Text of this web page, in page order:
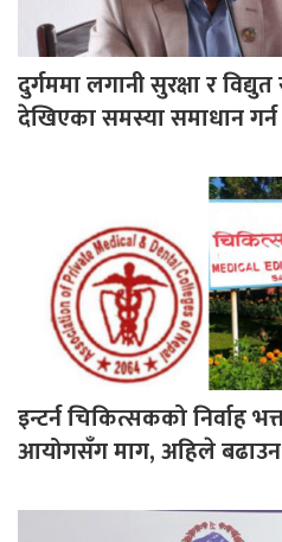
दुर्गममा लगानी सुरक्षा र
देखिएका समस्या समाधान
इन्टर्न चिकित्सकको निर्वाह
आयोगसँग माग, अहिले